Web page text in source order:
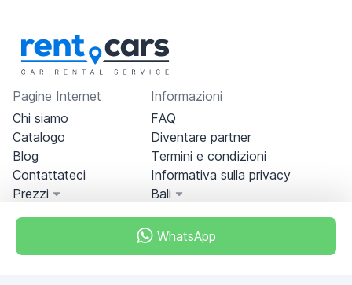
WhatsApp
Pagine Internet
Chi siamo
Catalogo
Blog
Contattateci
Prezzi
Informazioni
FAQ
Diventare partner
Termini e condizioni
Informativa sulla privacy
Bali